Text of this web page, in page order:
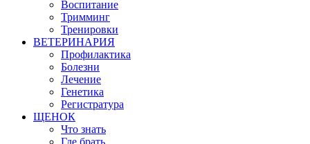
Воспитание
Тримминг
Тренировки
ВЕТЕРИНАРИЯ
Профилактика
Болезни
Лечение
Генетика
Регистратура
ЩЕНОК
Что знать
Где брать